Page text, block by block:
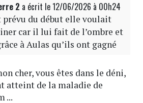
2 a écrit le 12/06/2026 à 00h24
prévu du début elle voulait
car il lui fait de l’ombre et
à Aulas qu’ils ont gagné
cher, vous êtes dans le déni,
atteint de la maladie de
...